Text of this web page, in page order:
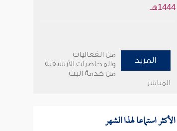
1444هـ
المزيد
من الفعاليات
والمحاضرات الأرشيفية
من خدمة البث
المباشر
الأكثر استماعا لهذا الشهر